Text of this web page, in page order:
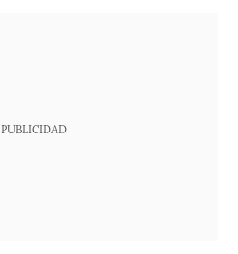
PUBLICIDAD